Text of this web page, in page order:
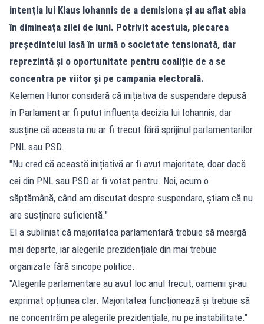
intenția lui Klaus Iohannis de a demisiona și au aflat abia
în dimineața zilei de luni. Potrivit acestuia, plecarea
președintelui lasă în urmă o societate tensionată, dar
reprezintă și o oportunitate pentru coaliție de a se
concentra pe viitor și pe campania electorală.
Kelemen Hunor consideră că inițiativa de suspendare depusă
în Parlament ar fi putut influența decizia lui Iohannis, dar
susține că aceasta nu ar fi trecut fără sprijinul parlamentarilor
PNL sau PSD.
"Nu cred că această inițiativă ar fi avut majoritate, doar dacă
cei din PNL sau PSD ar fi votat pentru. Noi, acum o
săptămână, când am discutat despre suspendare, știam că nu
are susținere suficientă."
El a subliniat că majoritatea parlamentară trebuie să meargă
mai departe, iar alegerile prezidențiale din mai trebuie
organizate fără sincope politice.
"Alegerile parlamentare au avut loc anul trecut, oamenii și-au
exprimat opțiunea clar. Majoritatea funcționează și trebuie să
ne concentrăm pe alegerile prezidențiale, nu pe instabilitate."